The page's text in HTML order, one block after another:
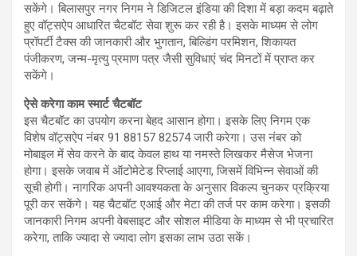
सकेंगे। बिलासपुर नगर निगम ने डिजिटल इंडिया की दिशा में बड़ा कदम बढ़ाते
हुए वॉट्सऐप आधारित चैटबॉट सेवा शुरू कर रही है। इसके माध्यम से लोग
प्रॉपर्टी टैक्स की जानकारी और भुगतान, बिल्डिंग परमिशन, शिकायत
पंजीकरण, जन्म-मृत्यु प्रमाण पत्र जैसी सुविधाएं चंद मिनटों में प्राप्त कर
सकेंगे।
ऐसे करेगा काम स्मार्ट चैटबॉट
इस चैटबॉट का उपयोग करना बेहद आसान होगा। इसके लिए निगम एक
विशेष वॉट्सऐप नंबर 91 88157 82574 जारी करेगा। उस नंबर को
मोबाइल में सेव करने के बाद केवल हाथ या नमस्ते लिखकर मैसेज भेजना
होगा। इसके जवाब में ऑटोमेटेड रिप्लाई आएगा, जिसमें विभिन्न सेवाओं की
सूची होगी। नागरिक अपनी आवश्यकता के अनुसार विकल्प चुनकर प्रक्रिया
पूरी कर सकेंगे। यह चैटबॉट एआई और मेटा की तर्ज पर काम करेगा। इसकी
जानकारी निगम अपनी वेबसाइट और सोशल मीडिया के माध्यम से भी प्रचारित
करेगा, ताकि ज्यादा से ज्यादा लोग इसका लाभ उठा सकें।